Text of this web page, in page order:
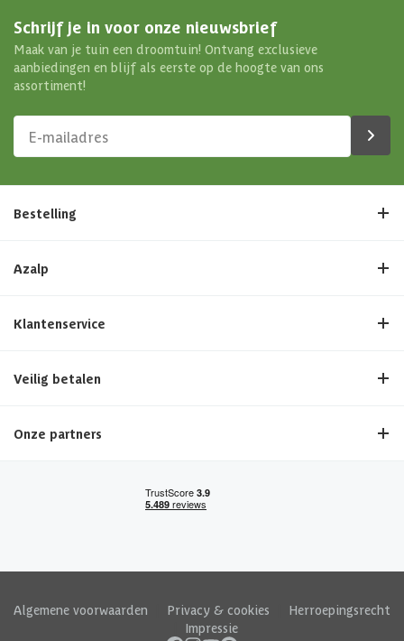
Schrijf je in voor onze nieuwsbrief
Maak van je tuin een droomtuin! Ontvang exclusieve
aanbiedingen en blijf als eerste op de hoogte van ons
assortiment!
Bestelling
Azalp
Klantenservice
Veilig betalen
Onze partners
Algemene voorwaarden Privacy & cookies
Herroepingsrecht
Impressie